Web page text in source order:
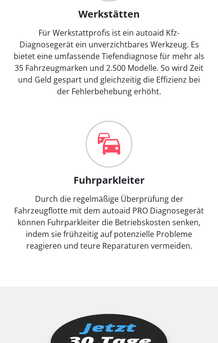
Werkstätten
Für Werkstattprofis ist ein autoaid Kfz-
Diagnosegerät ein unverzichtbares Werkzeug. Es
bietet eine umfassende Tiefendiagnose für mehr als
35 Fahrzeugmarken und 2.500 Modelle. So wird Zeit
und Geld gespart und gleichzeitig die Effizienz bei
der Fehlerbehebung erhöht.
Fuhrparkleiter
Durch die regelmäßige Überprüfung der
Fahrzeugflotte mit dem autoaid PRO Diagnosegerät
können Fuhrparkleiter die Betriebskosten senken,
indem sie frühzeitig auf potenzielle Probleme
reagieren und teure Reparaturen vermeiden.